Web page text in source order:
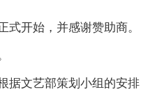
式开始，并感谢赞助商。
据文艺部策划小组的安排